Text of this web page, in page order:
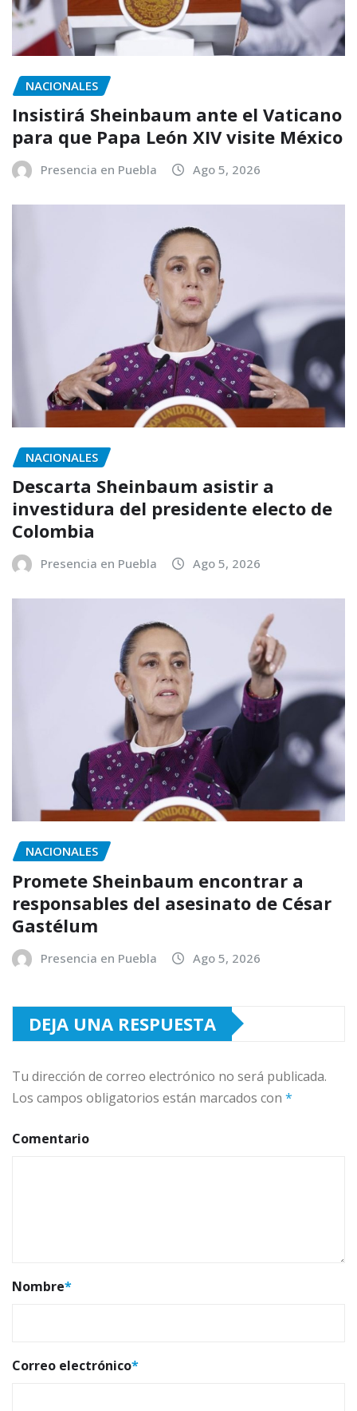
NACIONALES
Insistirá Sheinbaum ante el Vaticano
para que Papa León XIV visite México
Presencia en Puebla Ago 5, 2026
NACIONALES
Descarta Sheinbaum asistir a
investidura del presidente electo de
Colombia
Presencia en Puebla Ago 5, 2026
NACIONALES
Promete Sheinbaum encontrar a
responsables del asesinato de César
Gastélum
Presencia en Puebla Ago 5, 2026
DEJA UNA RESPUESTA
Tu dirección de correo electrónico no será publicada.
Los campos obligatorios están marcados con *
Comentario
Nombre*
Correo electrónico*